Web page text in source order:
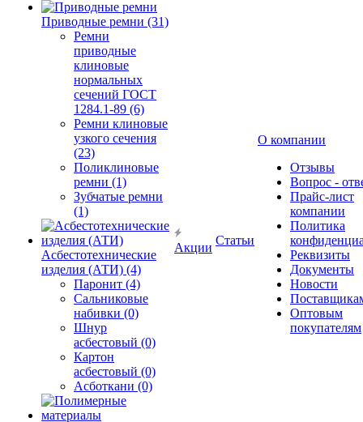
Приводные ремни (31)
Ремни
приводные
клиновые
нормальных
сечений ГОСТ
1284.1-89 (6)
Ремни клиновые
узкого сечения
(23)
Поликлиновые
ремни (1)
Зубчатые ремни
(1)
Асбестотехнические
изделия (АТИ) (4)
Паронит (4)
Сальниковые
набивки (0)
Шнур
асбестовый (0)
Картон
асбестовый (0)
Асботкани (0)
Акции
Статьи
О компании
Отзывы
Вопрос -
Прайс-лист
компании
Политика
Реквизиты
Документы
Новости
Оптовым
покупателям